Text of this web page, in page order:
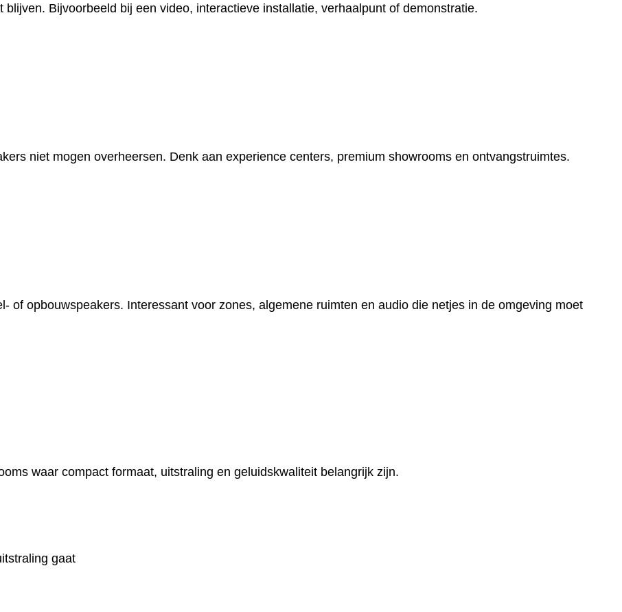
Bijvoorbeeld bij een video, interactieve installatie, verhaalpunt of demonstratie.
niet mogen overheersen. Denk aan experience centers, premium showrooms en ontvangstruimtes.
of opbouwspeakers. Interessant voor zones, algemene ruimten en audio die netjes in de omgeving moet
waar compact formaat, uitstraling en geluidskwaliteit belangrijk zijn.
gaat